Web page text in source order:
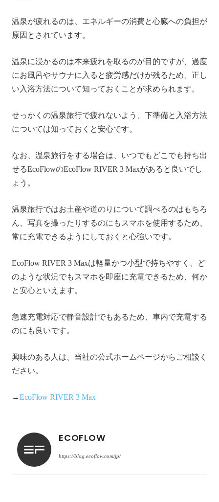
温泉が疲れるのは、エネルギーの消費と心臓への負担が
原因とされています。
温泉に浸かるのは本来疲れを取るのが目的ですが、過度
にお風呂やサウナに入ると疲労感だけが残るため、正し
い入浴方法について知っておくことが求められます。
せっかくの温泉旅行で疲れないよう、下準備と入浴方法
については知っておくと安心です。
なお、温泉旅行をする場合は、いつでもどこでも持ち出
せるEcoFlowのEcoFlow RIVER 3 Maxがあると良いでし
ょう。
温泉旅行ではお土産や道のりについて調べるのはもちろ
ん、写真を撮ったりするのにもスマホを使用するため、
常に充電できるようにしておくと心強いです。
EcoFlow RIVER 3 Maxは軽量かつ小型で持ちやすく、ど
のような状況でもスマホを即座に充電できるため、何か
と安心といえます。
急速充電対応で静音設計でもあるため、車内で充電する
のにも良いです。
興味のある人は、当社の公式ホームページからご相談く
ださい。
→EcoFlow RIVER 3 Max
ECOFLOW
https://blog.ecoflow.com/jp/